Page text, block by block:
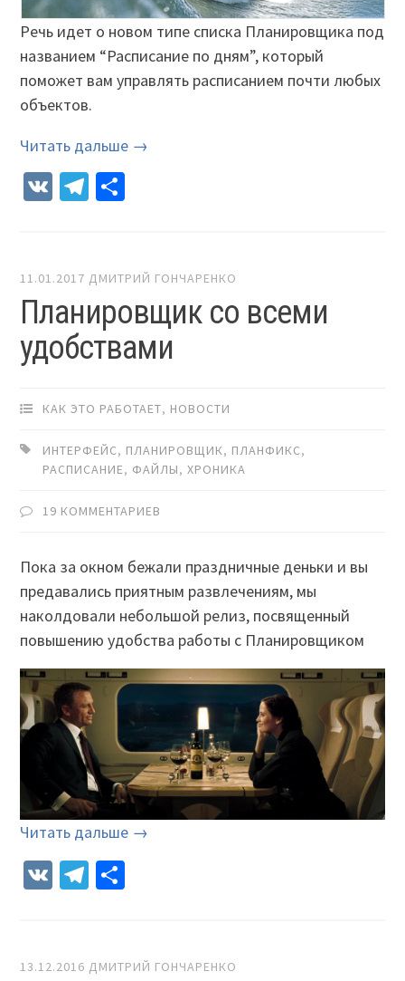
Речь идет о новом типе списка Планировщика под
названием “Расписание по дням”, который
поможет вам управлять расписанием почти любых
объектов.
Читать дальше →
VK Telegram
11.01.2017 ДМИТРИЙ ГОНЧАРЕНКО
Планировщик со всеми
удобствами
КАК ЭТО РАБОТАЕТ, НОВОСТИ
ИНТЕРФЕЙС, ПЛАНИРОВЩИК, ПЛАНФИКС,
РАСПИСАНИЕ, ФАЙЛЫ,ХРОНИКА
19 КОММЕНТАРИЕВ
Пока за окном бежали праздничные деньки и вы
предавались приятным развлечениям, мы
наколдовали небольшой релиз, посвященный
повышению удобства работы с Планировщиком
Читать дальше →
VK Telegram
13.12.2016 ДМИТРИЙ ГОНЧАРЕНКО